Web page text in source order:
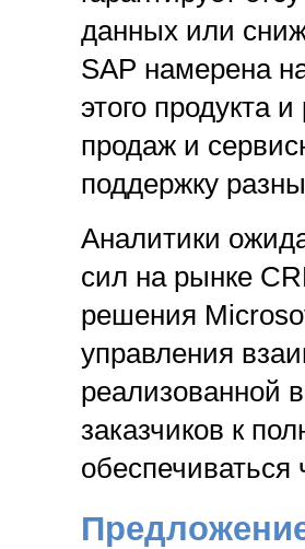
данных или
SAP намерена
этого продукта
продаж и
поддержку
Аналитики
сил на рынке
решения
управления
реализованной
заказчиков к